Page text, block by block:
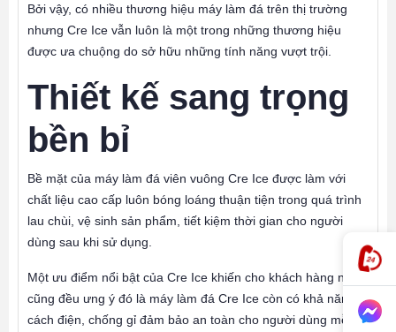
Bởi vậy, có nhiều thương hiệu máy làm đá trên thị trường
nhưng Cre Ice vẫn luôn là một trong những thương hiệu
được ưa chuộng do sở hữu những tính năng vượt trội.
Thiết kế sang trọng
bền bỉ
Bề mặt của máy làm đá viên vuông Cre Ice được làm với
chất liệu cao cấp luôn bóng loáng thuận tiện trong quá trình
lau chùi, vệ sinh sản phẩm, tiết kiệm thời gian cho người
dùng sau khi sử dụng.
Một ưu điểm nổi bật của Cre Ice khiến cho khách hàng nào
cũng đều ưng ý đó là máy làm đá Cre Ice còn có khả năng
cách điện, chống gỉ đảm bảo an toàn cho người dùng mỗi